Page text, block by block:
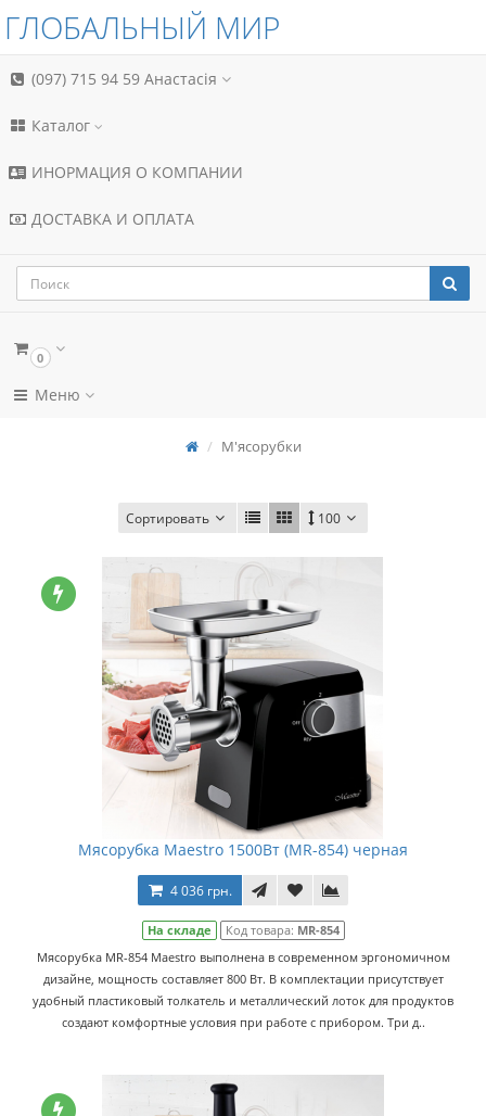
ГЛОБАЛЬНЫЙ МИР
(097) 715 94 59 Анастасія
Каталог
ИНОРМАЦИЯ О КОМПАНИИ
ДОСТАВКА И ОПЛАТА
0
Меню
М'ясорубки
Сортировать 100
Мясорубка Maestro 1500Вт (MR-854) черная
4 036 грн.
На складе Код товара: MR-854
Мясорубка MR-854 Maestro выполнена в современном эргономичном
дизайне, мощность составляет 800 Вт. В комплектации присутствует
удобный пластиковый толкатель и металлический лоток для продуктов
создают комфортные условия при работе с прибором. Три д..